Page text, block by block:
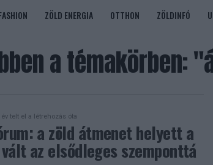
ZÖLD ENERGIA OTTHON ZÖLDINFÓ
a témakörben:
év telt el a létrehozás óta
a zöld átmenet helyett a
az elsődleges szemponttá